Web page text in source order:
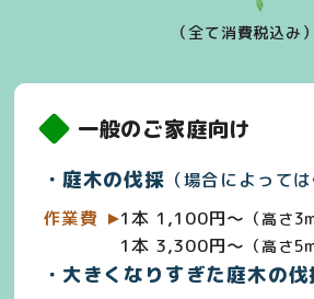
（全て消費税込み）
一般のご家庭向け
庭木の伐採 （場合によっては
作業費
1本 1,100円～ （高さ
1本 3,300円～ （高さ
大きくなりすぎた庭木の伐